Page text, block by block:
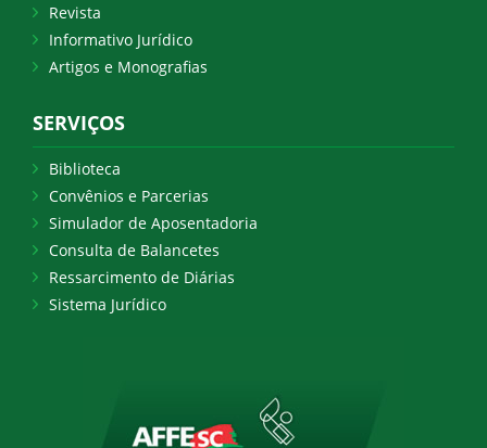
Revista
Informativo Jurídico
Artigos e Monografias
SERVIÇOS
Biblioteca
Convênios e Parcerias
Simulador de Aposentadoria
Consulta de Balancetes
Ressarcimento de Diárias
Sistema Jurídico